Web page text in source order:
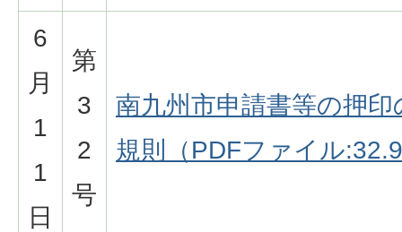
6
月
1
1
日
第
3
2
号
南九州市申請書等の押
規則（PDFファイル